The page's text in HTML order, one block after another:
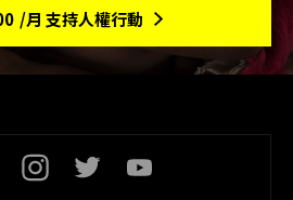
/月 支持人權行動